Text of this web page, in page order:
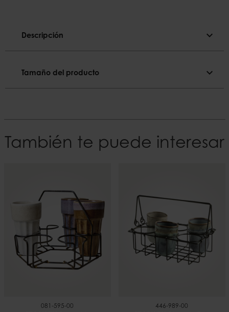
Descripción expand_more
Color
Natural
EAN
Tamaño del producto expand_more
Peso
También te puede interesar
081-595-00 446-989-00